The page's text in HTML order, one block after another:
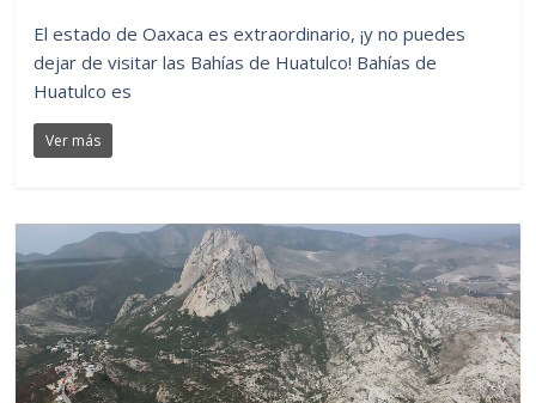
El estado de Oaxaca es extraordinario, ¡y no puedes
dejar de visitar las Bahías de Huatulco! Bahías de
Huatulco es
Ver más